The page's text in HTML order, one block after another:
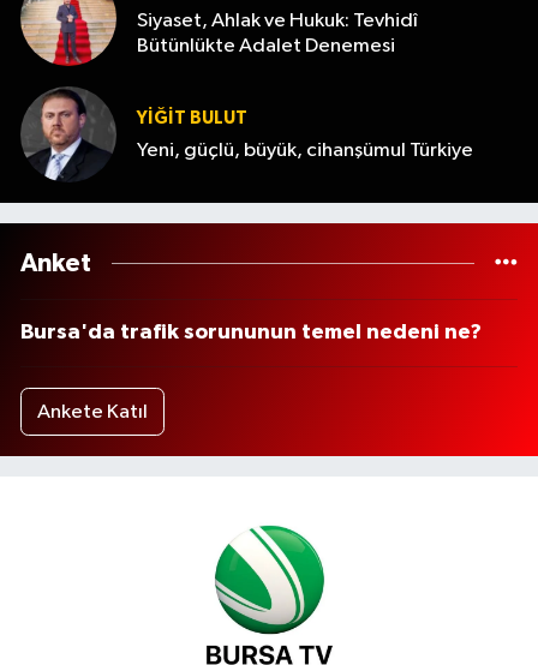
Siyaset, Ahlak ve Hukuk: Tevhidî
Bütünlükte Adalet Denemesi
YİĞİT BULUT
Yeni, güçlü, büyük, cihanşümul Türkiye
Anket
Bursa'da trafik sorununun temel nedeni ne?
Ankete Katıl